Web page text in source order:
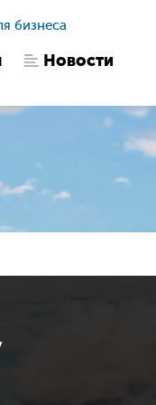
бизнеса
Новости